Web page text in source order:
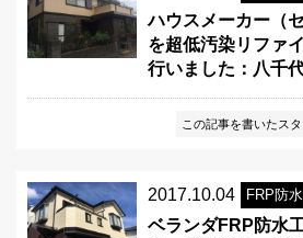
ハウスメーカー（
を超低汚染リファ
行いました：八千
この記事を書いたス
2017.10.04 FRP防水
ベランダFRP防水